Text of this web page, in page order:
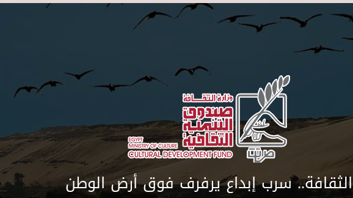
الثقافة.. سرب إبداع يرفرف فوق أرض الوطن